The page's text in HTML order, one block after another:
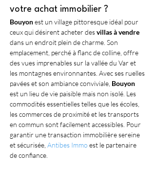
votre achat immobilier ?
Bouyon est un village pittoresque idéal pour
ceux qui désirent acheter des villas à vendre
dans un endroit plein de charme. Son
emplacement, perché à flanc de colline, offre
des vues imprenables sur la vallée du Var et
les montagnes environnantes. Avec ses ruelles
pavées et son ambiance conviviale, Bouyon
est un lieu de vie paisible mais non isolé. Les
commodités essentielles telles que les écoles,
les commerces de proximité et les transports
en commun sont facilement accessibles. Pour
garantir une transaction immobilière sereine
et sécurisée, Antibes Immo est le partenaire
de confiance.